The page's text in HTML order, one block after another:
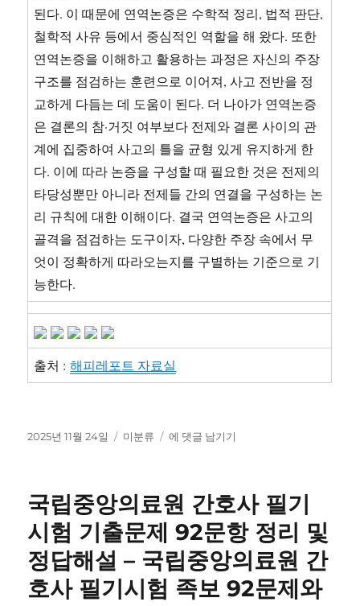
된다. 이 때문에 연역논증은 수학적 정리, 법적 판단,
철학적 사유 등에서 중심적인 역할을 해 왔다. 또한
연역논증을 이해하고 활용하는 과정은 자신의 주장
구조를 점검하는 훈련으로 이어져, 사고 전반을 정
교하게 다듬는 데 도움이 된다. 더 나아가 연역논증
은 결론의 참·거짓 여부보다 전제와 결론 사이의 관
계에 집중하여 사고의 틀을 균형 있게 유지하게 한
다. 이에 따라 논증을 구성할 때 필요한 것은 전제의
타당성뿐만 아니라 전제들 간의 연결을 구성하는 논
리 규칙에 대한 이해이다. 결국 연역논증은 사고의
골격을 점검하는 도구이자, 다양한 주장 속에서 무
엇이 정확하게 따라오는지를 구별하는 기준으로 기
능한다.
출처 :해피레포트 자료실
작
2025년 11월 24일
카
미분류
철
해
년
2
학
기
에 댓글 남기기
국립중앙의료원 간호사 필기
시험 기출문제 92문항 정리 및
정답해설 – 국립중앙의료원 간
호사 필기시험 족보 92문제와